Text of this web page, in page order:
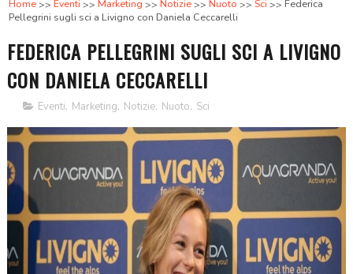
Home Eventi Marketing Notizie Nuoto Sci
Federica
Pellegrini sugli sci a Livigno con Daniela Ceccarelli
FEDERICA PELLEGRINI SUGLI SCI A LIVIGNO
CON DANIELA CECCARELLI
Eventi, Marketing, Notizie, Nuoto, Sci